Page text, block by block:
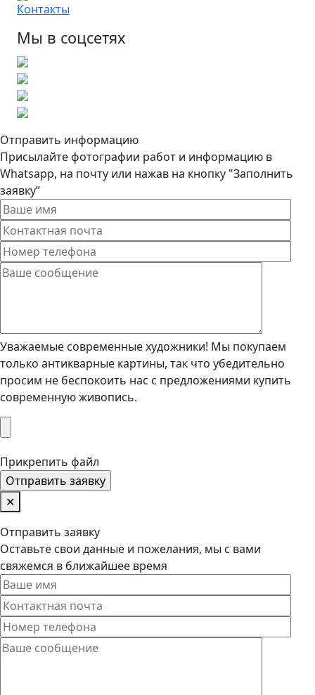
Контакты
Мы в соцсетях
Отправить информацию
Присылайте фотографии работ и информацию в
Whatsapp, на почту или нажав на кнопку "Заполнить
заявку”
Уважаемые современные художники! Мы покупаем
только антикварные картины, так что убедительно
просим не беспокоить нас с предложениями купить
современную живопись.
Прикрепить файл
✕
Отправить заявку
Оставьте свои данные и пожелания, мы с вами
свяжемся в ближайшее время